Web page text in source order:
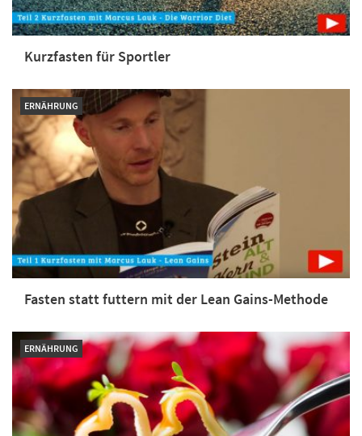
Kurzfasten für Sportler
ERNÄHRUNG
Fasten statt futtern mit der Lean Gains-Methode
ERNÄHRUNG